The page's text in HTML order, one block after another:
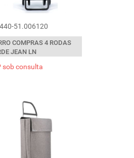
51.006120
COMPRAS 4 RODAS
JEAN LN
sob consulta